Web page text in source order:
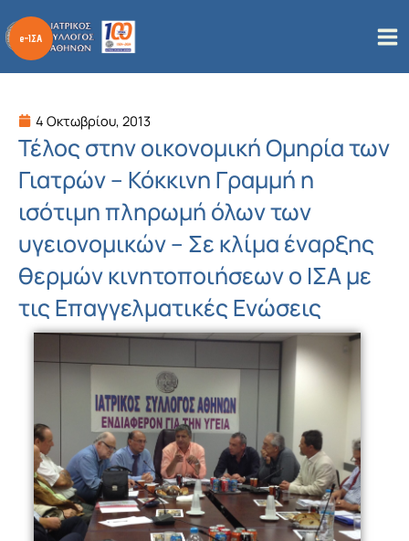
στο
περιεχόμενο
4 Οκτωβρίου, 2013
Τέλος στην οικονομική Ομηρία των
Γιατρών – Κόκκινη Γραμμή η
ισότιμη πληρωμή όλων των
υγειονομικών – Σε κλίμα έναρξης
θερμών κινητοποιήσεων ο ΙΣΑ με
τις Επαγγελματικές Ενώσεις